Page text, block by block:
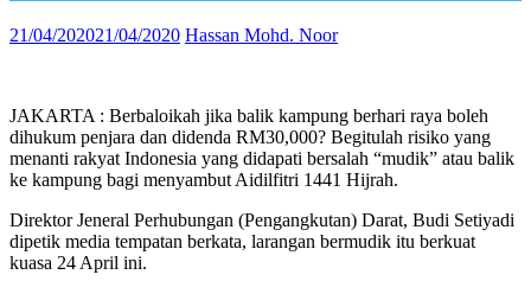
21/04/202021/04/2020 Hassan Mohd. Noor
JAKARTA : Berbaloikah jika balik kampung berhari raya boleh
dihukum penjara dan didenda RM30,000? Begitulah risiko yang
menanti rakyat Indonesia yang didapati bersalah “mudik” atau balik
ke kampung bagi menyambut Aidilfitri 1441 Hijrah.
Direktor Jeneral Perhubungan (Pengangkutan) Darat, Budi Setiyadi
dipetik media tempatan berkata, larangan bermudik itu berkuat
kuasa 24 April ini.